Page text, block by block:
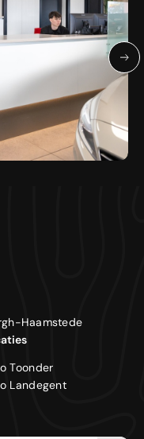
Haamstede
Toonder
Landegent